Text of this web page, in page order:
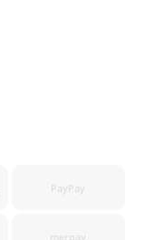
PayPay
merpay